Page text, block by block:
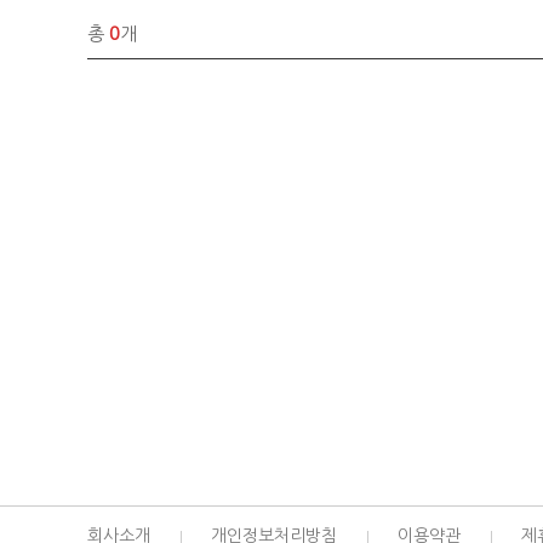
총 0개
회사소개 개인정보처리방침 이용약관 제